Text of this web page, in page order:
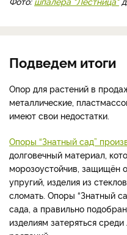
Подведем итоги
Опор для растений в
металлические,
имеют свои недостатки.
Опоры “Знатный сад”
долговечный материал,
морозоустойчив, защищён
упругий, изделия из
сломать. Опоры “Знатный
сада, а правильно
изделиям затеряться